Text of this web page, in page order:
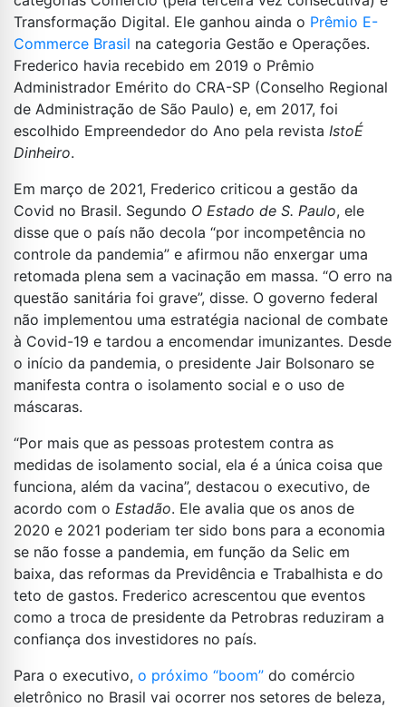
Transformação Digital. Ele ganhou ainda o Prêmio E-
Commerce Brasil na categoria Gestão e Operações.
Frederico havia recebido em 2019 o Prêmio
Administrador Emérito do CRA-SP (Conselho Regional
de Administração de São Paulo) e, em 2017, foi
escolhido Empreendedor do Ano pela revista IstoÉ
Dinheiro.
Em março de 2021, Frederico criticou a gestão da
Covid no Brasil. Segundo O Estado de S. Paulo, ele
disse que o país não decola “por incompetência no
controle da pandemia” e afirmou não enxergar uma
retomada plena sem a vacinação em massa. “O erro na
questão sanitária foi grave”, disse. O governo federal
não implementou uma estratégia nacional de combate
à Covid-19 e tardou a encomendar imunizantes. Desde
o início da pandemia, o presidente Jair Bolsonaro se
manifesta contra o isolamento social e o uso de
máscaras.
“Por mais que as pessoas protestem contra as
medidas de isolamento social, ela é a única coisa que
funciona, além da vacina”, destacou o executivo, de
acordo com o Estadão. Ele avalia que os anos de
2020 e 2021 poderiam ter sido bons para a economia
se não fosse a pandemia, em função da Selic em
baixa, das reformas da Previdência e Trabalhista e do
teto de gastos. Frederico acrescentou que eventos
como a troca de presidente da Petrobras reduziram a
confiança dos investidores no país.
Para o executivo, o próximo “boom” do comércio
eletrônico no Brasil vai ocorrer nos setores de beleza,